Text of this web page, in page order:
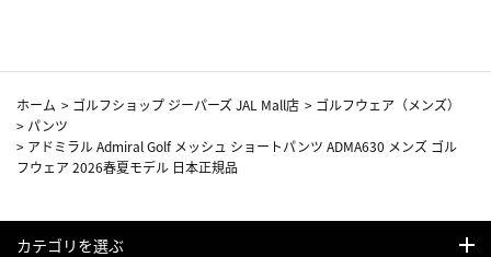
ホーム > ゴルフショップ ジーパーズ JAL Mall店 > ゴルフウェア（メンズ）
> パンツ
> アドミラル Admiral Golf メッシュ ショートパンツ ADMA630 メンズ ゴル
フウェア 2026春夏モデル 日本正規品
カテゴリを選ぶ